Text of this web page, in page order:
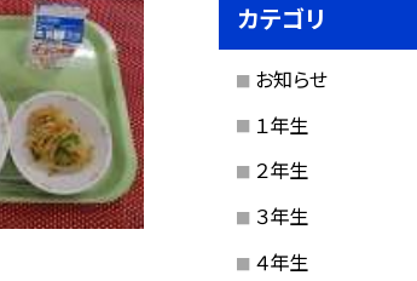
カテゴリ
お知らせ
１年生
２年生
３年生
４年生